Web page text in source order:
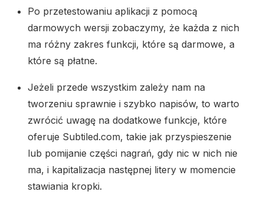
Po przetestowaniu aplikacji z pomocą
darmowych wersji zobaczymy, że każda z nich
ma różny zakres funkcji, które są darmowe, a
które są płatne.
Jeżeli przede wszystkim zależy nam na
tworzeniu sprawnie i szybko napisów, to warto
zwrócić uwagę na dodatkowe funkcje, które
oferuje Subtiled.com, takie jak przyspieszenie
lub pomijanie części nagrań, gdy nic w nich nie
ma, i kapitalizacja następnej litery w momencie
stawiania kropki.